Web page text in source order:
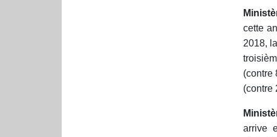
cette
2018,
(contre
(contre
arrive